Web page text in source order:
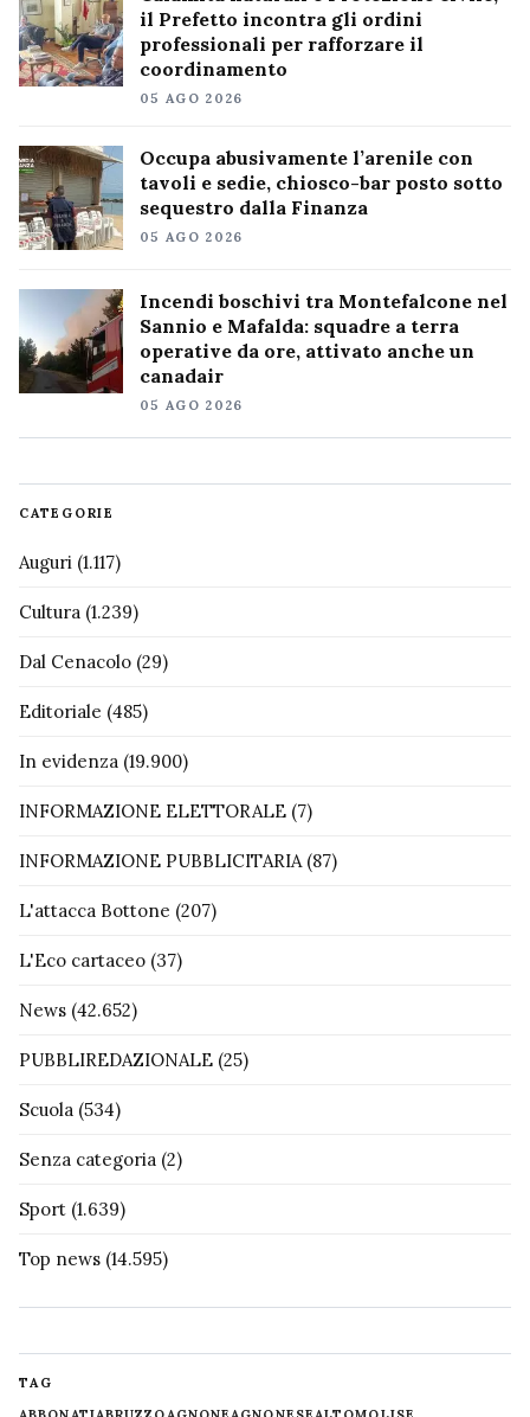
il Prefetto incontra gli ordini
professionali per rafforzare il
coordinamento
05 AGO 2026
Occupa abusivamente l’arenile con
tavoli e sedie, chiosco-bar posto sotto
sequestro dalla Finanza
05 AGO 2026
Incendi boschivi tra Montefalcone nel
Sannio e Mafalda: squadre a terra
operative da ore, attivato anche un
canadair
05 AGO 2026
CATEGORIE
Auguri (1.117)
Cultura (1.239)
Dal Cenacolo (29)
Editoriale (485)
In evidenza (19.900)
INFORMAZIONE ELETTORALE (7)
INFORMAZIONE PUBBLICITARIA(87)
L'attacca Bottone (207)
L'Eco cartaceo (37)
News (42.652)
PUBBLIREDAZIONALE (25)
Scuola (534)
Senza categoria (2)
Sport (1.639)
Top news (14.595)
TAG